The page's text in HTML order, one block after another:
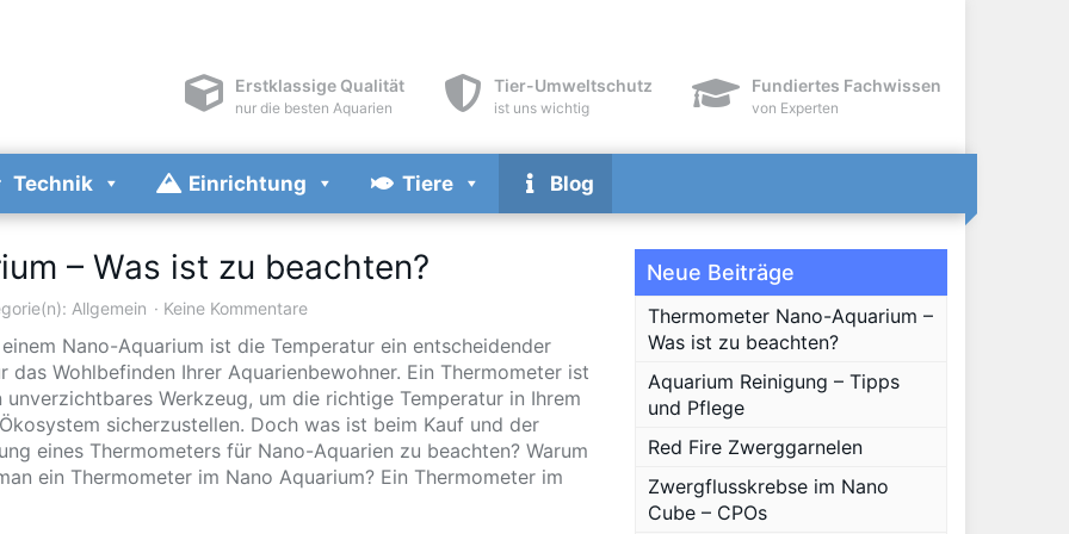
Erstklassige Qualität
nur die besten Aquarien
Tier-Umweltschutz
ist uns wichtig
Fundiertes Fachwissen
von Experten
Technik Einrichtung Tiere Blog
– Was ist zu beachten?
Allgemein Keine Kommentare
Nano-Aquarium ist die Temperatur ein entscheidender
das Wohlbefinden Ihrer Aquarienbewohner. Ein Thermometer ist
unverzichtbares Werkzeug, um die richtige Temperatur in Ihrem
sicherzustellen. Doch was ist beim Kauf und der
eines Thermometers für Nano-Aquarien zu beachten? Warum
ein Thermometer im Nano Aquarium? Ein Thermometer im
Neue Beiträge
Thermometer Nano-Aquarium –
Was ist zu beachten?
Aquarium Reinigung – Tipps
und Pflege
Red Fire Zwerggarnelen
Zwergflusskrebse im Nano
Cube – CPOs